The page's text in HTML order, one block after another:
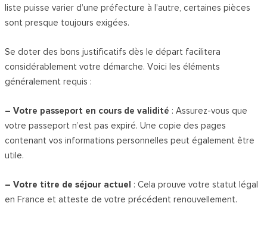
liste puisse varier d’une préfecture à l’autre, certaines pièces
sont presque toujours exigées.
Se doter des bons justificatifs dès le départ facilitera
considérablement votre démarche. Voici les éléments
généralement requis :
– Votre passeport en cours de validité : Assurez-vous que
votre passeport n’est pas expiré. Une copie des pages
contenant vos informations personnelles peut également être
utile.
– Votre titre de séjour actuel : Cela prouve votre statut légal
en France et atteste de votre précédent renouvellement.